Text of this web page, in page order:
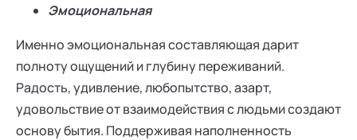
Эмоциональная
Именно эмоциональная составляющая дарит
полноту ощущений и глубину переживаний.
Радость, удивление, любопытство, азарт,
удовольствие от взаимодействия с людьми создают
основу бытия. Поддерживая наполненность